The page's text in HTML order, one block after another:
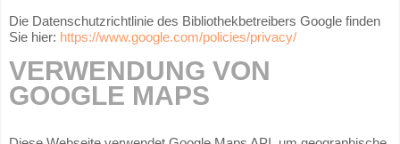
Die Datenschutzrichtlinie des Bibliothekbetreibers Google finden
Sie hier: https://www.google.com/policies/privacy/
VERWENDUNG VON
GOOGLE MAPS